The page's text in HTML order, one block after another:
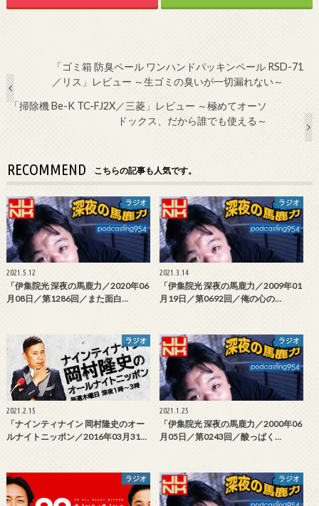
「ゴミ箱 防臭ペール ワンハンドパッキンペール RSD-71
／リス」レビュー ～生ゴミの臭いが一切漏れない～
「掃除機 Be-K TC-FJ2X／三菱」レビュー ～極めてオーソ
ドックス、だから誰でも使える～
RECOMMEND こちらの記事も人気です。
ラジオ
2021.5.12
「伊集院光 深夜の馬鹿力／2020年06
月08日／第1286回／また面白…
ラジオ
2021.3.14
「伊集院光 深夜の馬鹿力／2009年01
月19日／第0692回／俺の心の…
ラジオ
2021.2.15
「ナインティナイン 岡村隆史のオー
ルナイトニッポン／2016年03月31…
ラジオ
2021.1.25
「伊集院光 深夜の馬鹿力／2000年06
月05日／第0243回／酸っぱく…
ラジオ ラジオ